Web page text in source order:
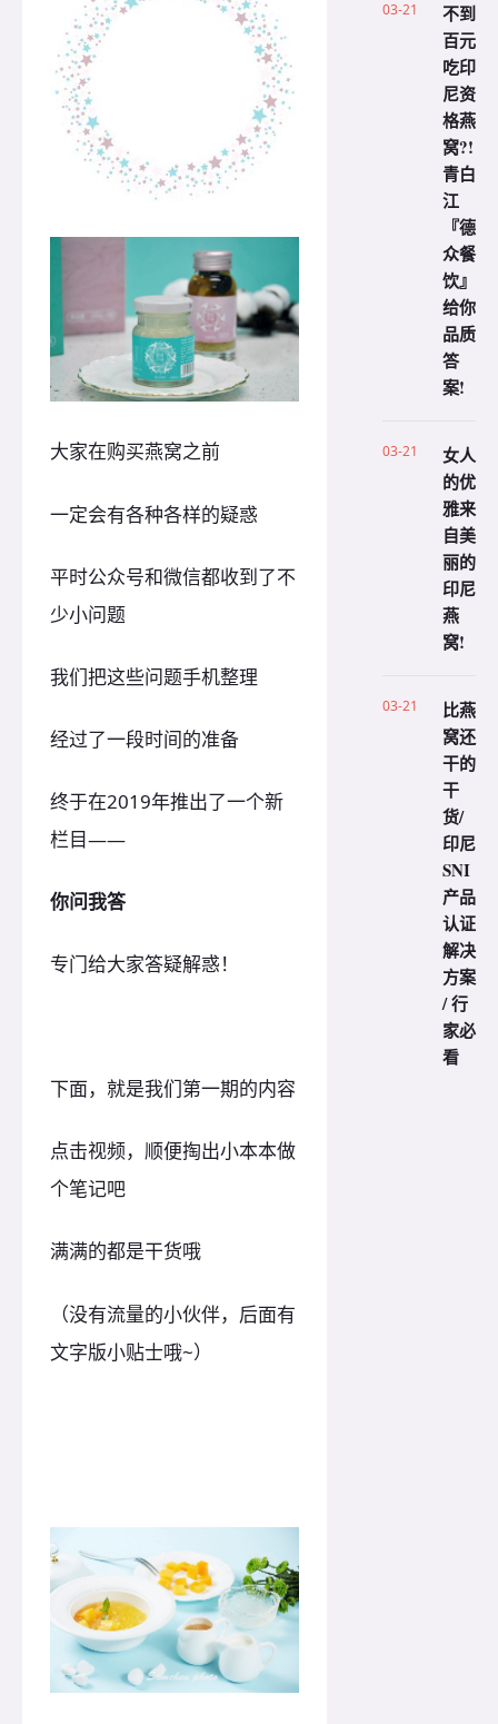
大家在购买燕窝之前
一定会有各种各样的疑惑
平时公众号和微信都收到了不
少小问题
我们把这些问题手机整理
经过了一段时间的准备
终于在2019年推出了一个新
栏目——
你问我答
专门给大家答疑解惑！
下面，就是我们第一期的内容
点击视频，顺便掏出小本本做
个笔记吧
满满的都是干货哦
（没有流量的小伙伴，后面有
文字版小贴士哦~）
03-21
不到
百元
吃印
尼资
格燕
窝?!
青白
江
『德
众餐
饮』
给你
品质
答
案!
03-21
女人
的优
雅来
自美
丽的
印尼
燕
窝!
03-21
比燕
窝还
干的
干
货/
印尼
SNI
产品
认证
解决
方案
/ 行
家必
看